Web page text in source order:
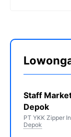
Staff
Depok
PT YKK Zipper
Depok